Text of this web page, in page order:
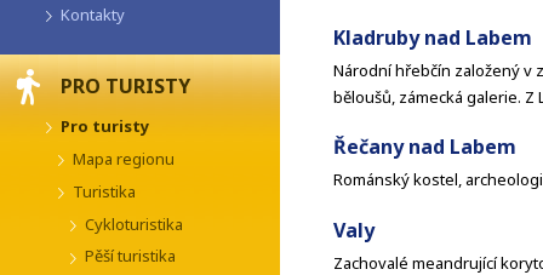
Kontakty
PRO TURISTY
Pro turisty
Mapa regionu
Turistika
Cykloturistika
Pěší turistika
Kladruby nad Labem
Národní hřebčín založený v
běloušů, zámecká galerie. Z
Řečany nad Labem
Románský kostel,
Valy
Zachovalé meandrující